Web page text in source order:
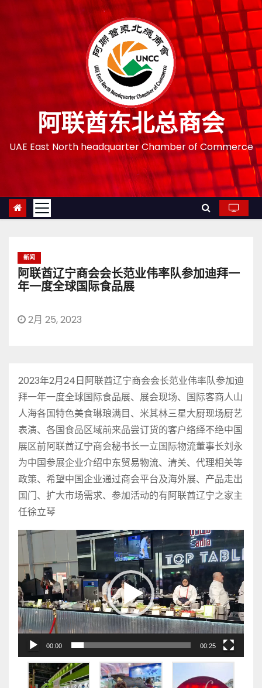
阿联酋东北总商会
UAE East North headquarter Chamber of Commerce
新闻
阿联酋辽宁商会会长范业伟率队参加迪拜一
年一度全球国际食品展
2月 25, 2023
2023年2月24日阿联酋辽宁商会会长范业伟率队参加迪
拜一年一度全球国际食品展、展会现场、国际客商人山
人海各国特色美食琳琅满目、米其林三星大厨现场厨艺
表演、各国食品区域前来品尝订货的客户络绎不绝中国
展区前阿联酋辽宁商会秘书长一立国际物流董事长刘永
为中国参展企业介绍中东贸易物流、清关、代理相关等
政策、希望中国企业通过商会平台及海外展、产品走出
国门、扩大市场需求、参加活动的有阿联酋辽宁之家主
任徐立琴
视
播
放
器
00:00 00:25